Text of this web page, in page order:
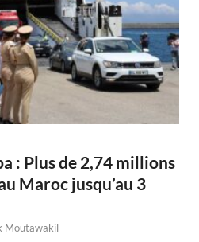
: Plus de 2,74 millions
Maroc jusqu’au 3
Moutawakil